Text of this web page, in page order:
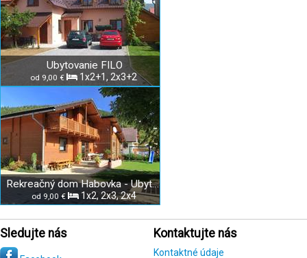
Ubytovanie FILO
od 9,00 € 1x2+1, 2x3+2
Rekreačný dom Habovka - Ubytovanie u Jandurových
od 9,00 € 1x2, 2x3, 2x4
Sledujte nás Kontaktujte nás
Kontaktné údaje